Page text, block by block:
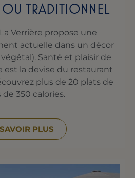
TRADITIONNEL
Verrière propose une
actuelle dans un décor
Santé et plaisir de
est la devise du restaurant
plus de 20 plats de
350 calories.
PLUS